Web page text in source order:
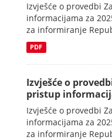
Izvješće o provedbi
informacijama za
za informiranje
PDF
Izvješće o
pristup
Izvješće o provedbi
informacijama za
za informiranje